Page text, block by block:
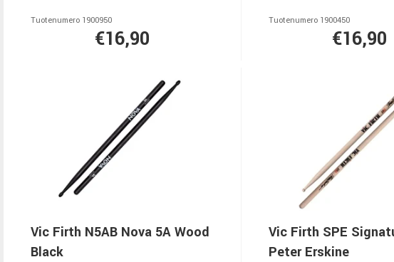
Tuotenumero 1900950
€16,90
Tuotenumero 1900450
€16,90
Vic Firth N5AB Nova 5A Wood
Black
Vic Firth SPE
Peter Erskine